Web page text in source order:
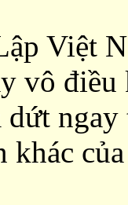
Việt
vô
dứt
khác